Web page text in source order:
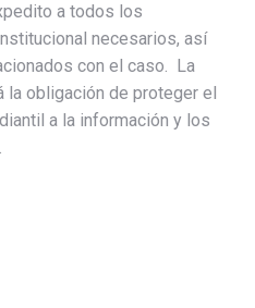
a todos los
necesarios, así
con el caso. La
la obligación de proteger el
a la información y los